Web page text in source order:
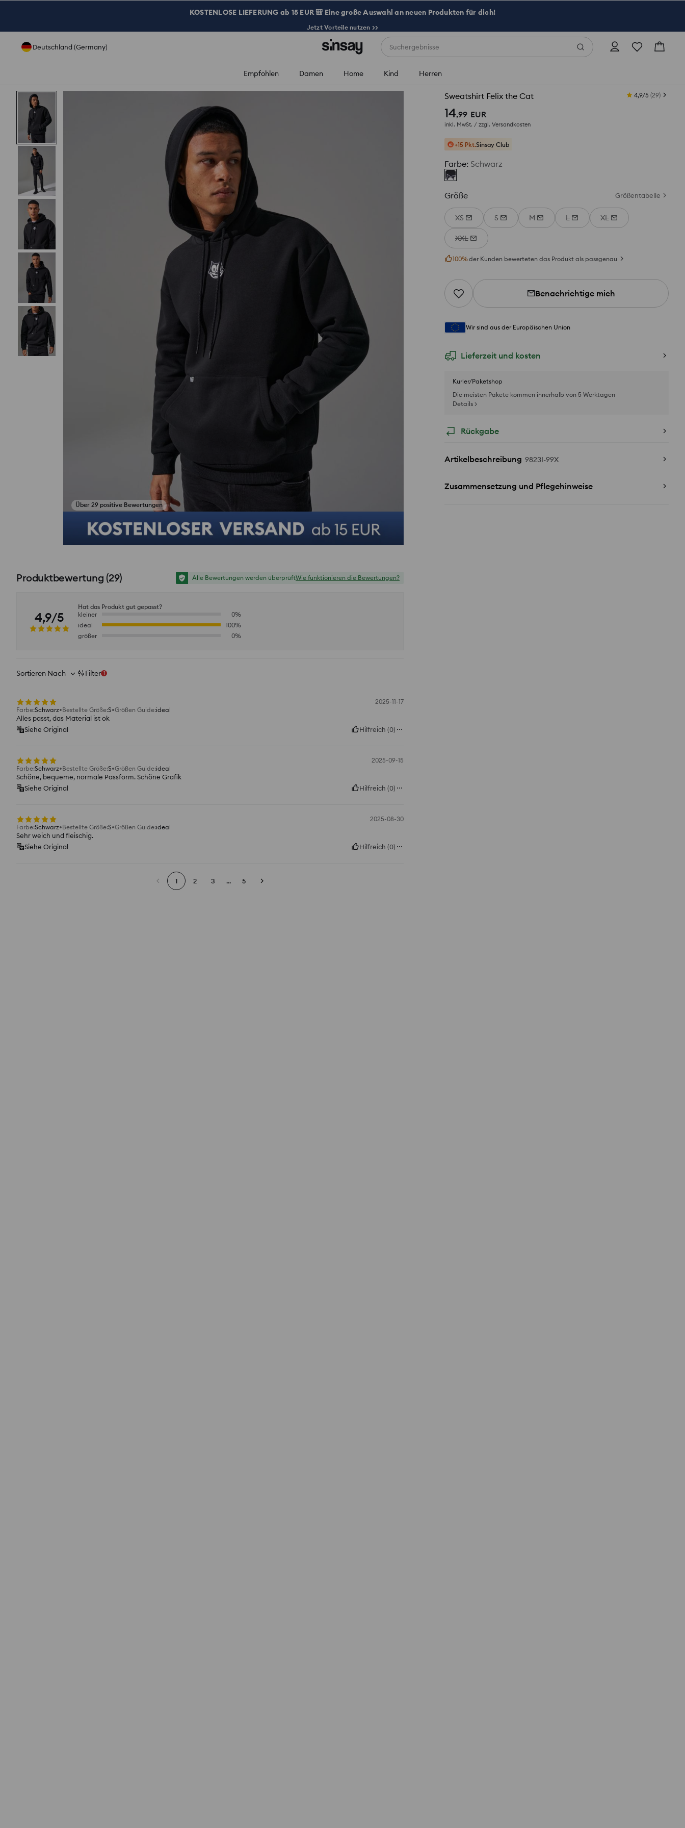
KOSTENLOSE LIEFERUNG ab 15 EUR 🎒 Eine große Auswahl an neuen Produkten für dich!
Jetzt Vorteile nutzen >>
Deutschland (Germany) Suchergebnisse
Empfohlen Damen Home Kind Herren
Sweatshirt Felix the Cat 4,9/5 (29)
14,99 EUR
inkl. MwSt. / zzgl. Versandkosten
+15 Pkt.Sinsay Club
Farbe: Schwarz
Größe Größentabelle
XS S M L XL
XXL
100%der Kunden bewerteten das Produkt als passgenau
Benachrichtige mich
Wir sind aus der Europäischen Union
Lieferzeit und kosten
Kurier/Paketshop
Die meisten Pakete kommen innerhalb von 5 Werktagen
Details >
Rückgabe
Artikelbeschreibung 9823I-99X
Zusammensetzung und Pflegehinweise
Dieses Set kaufen
Produktbewertung (29) Alle Bewertungen werden überprüftWie funktionieren die Bewertungen?
4,9/5
Hat das Produkt gut gepasst?
kleiner
0%
ideal
100%
größer
0%
Sortieren Nach Filter 1
2025-11-17
Farbe:Schwarz Bestellte Größe:S Größen Guide:ideal
Alles passt, das Material ist ok
Siehe Original
Hilfreich (0)
2025-09-15
Farbe:Schwarz Bestellte Größe:S Größen Guide:ideal
Schöne, bequeme, normale Passform. Schöne Grafik
Siehe Original
Hilfreich (0)
2025-08-30
Farbe:Schwarz Bestellte Größe:S Größen Guide:ideal
Sehr weich und fleischig.
Siehe Original
Hilfreich (0)
1 2 3 ... 5